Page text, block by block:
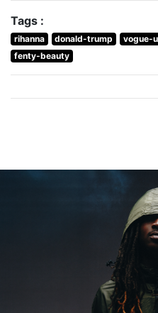
Tags :
rihanna donald-trump vogue-
fenty-beauty